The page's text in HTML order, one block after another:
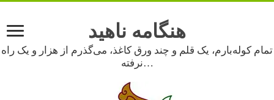
هنگامه ناهید
تمام کوله‌بارم، یک قلم و چند ورق کاغذ، می‌گذرم از هزار و یک راه
نرفته…